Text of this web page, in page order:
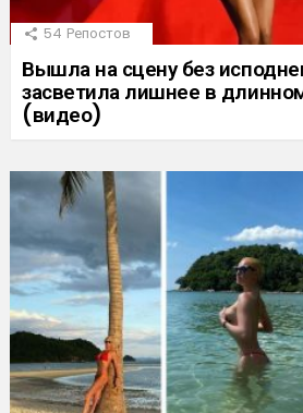
54 Репостов
Вышла на сцену без
засветила лишнее в
(видео)